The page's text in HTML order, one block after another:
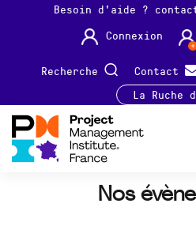
Besoin d'aide ?
Connexion
Recherche Contact
La Ruche
Nos